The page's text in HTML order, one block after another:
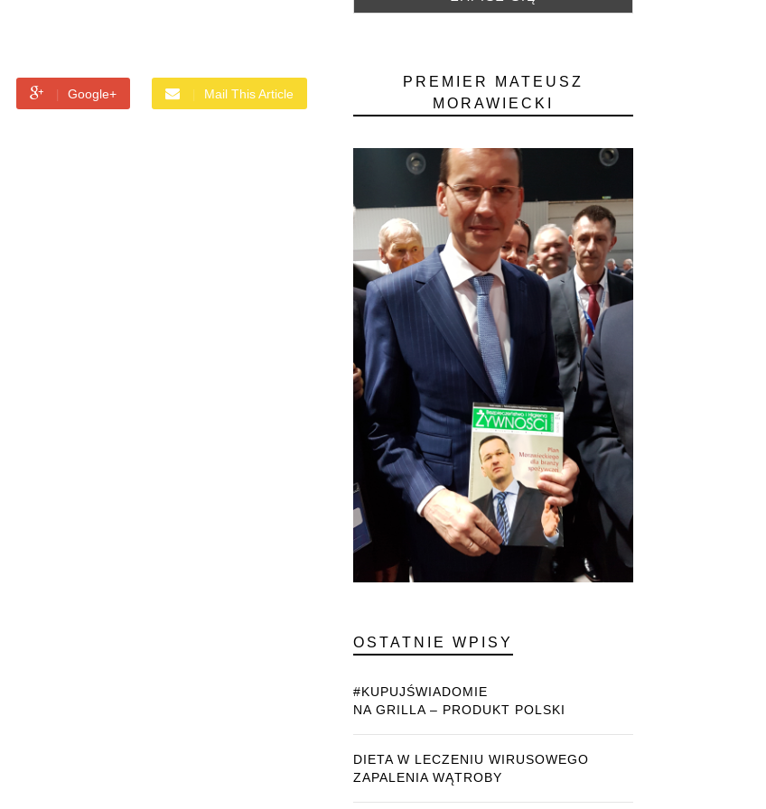
Google+ Mail This Article
PREMIER MATEUSZ
MORAWIECKI
OSTATNIE WPISY
#KUPUJŚWIADOMIE
NA GRILLA – PRODUKT POLSKI
DIETA W LECZENIU WIRUSOWEGO
ZAPALENIA WĄTROBY